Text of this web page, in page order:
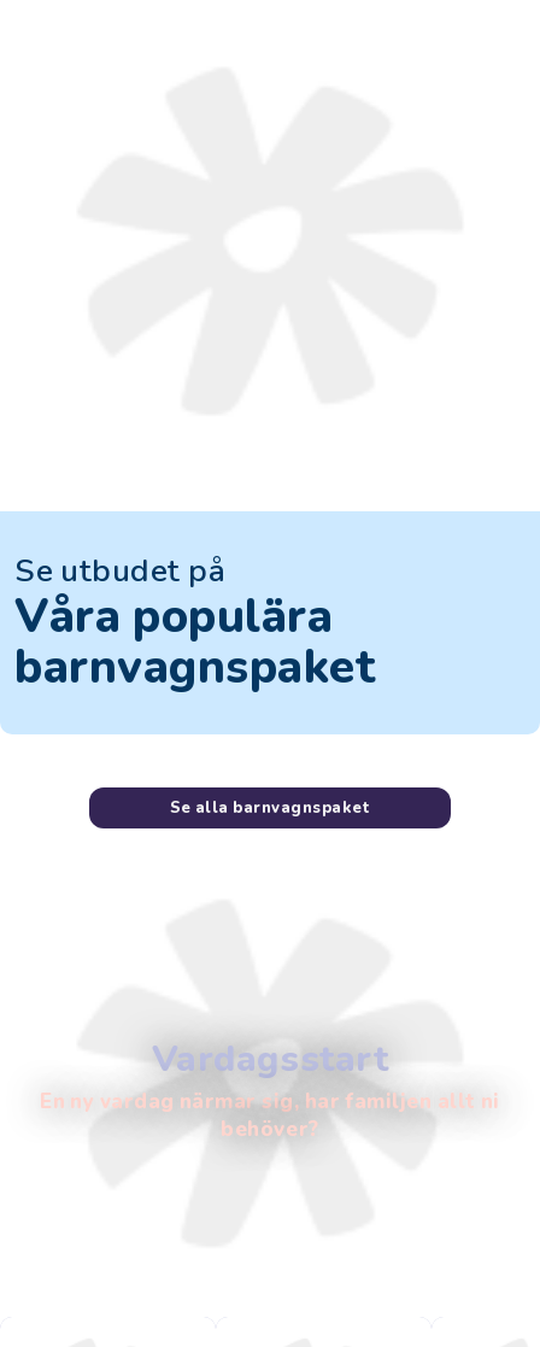
Se utbudet på
Våra populära
barnvagnspaket
Se alla barnvagnspaket
Vardagsstart
En ny vardag närmar sig, har familjen allt ni
behöver?